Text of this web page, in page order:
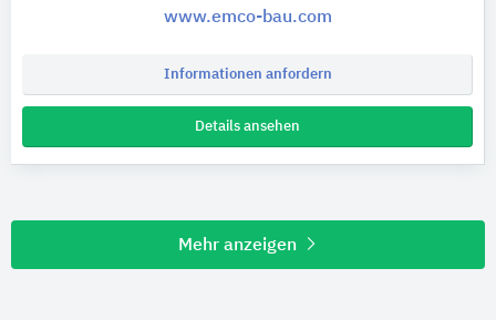
www.emco-bau.com
Informationen anfordern
Details ansehen
Mehr anzeigen